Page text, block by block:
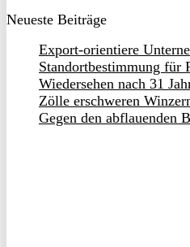
Neueste Beiträge
Export-orientiere
Standortbestimmung für
Wiedersehen nach 31
Zölle erschweren
Gegen den abflauenden